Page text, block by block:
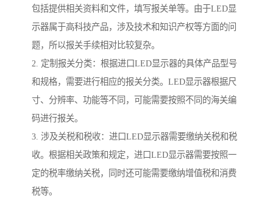
包括提供相关资料和文件，填写报关单等。由于LED显
示器属于高科技产品，涉及技术和知识产权等方面的问
题，所以报关手续相对比较复杂。
2. 定制报关分类：根据进口LED显示器的具体产品型号
和规格，需要进行相应的报关分类。LED显示器根据尺
寸、分辨率、功能等不同，可能需要按照不同的海关编
码进行报关。
3. 涉及关税和税收：进口LED显示器需要缴纳关税和税
收。根据相关政策和规定，进口LED显示器需要按照一
定的税率缴纳关税，同时还可能需要缴纳增值税和消费
税等。